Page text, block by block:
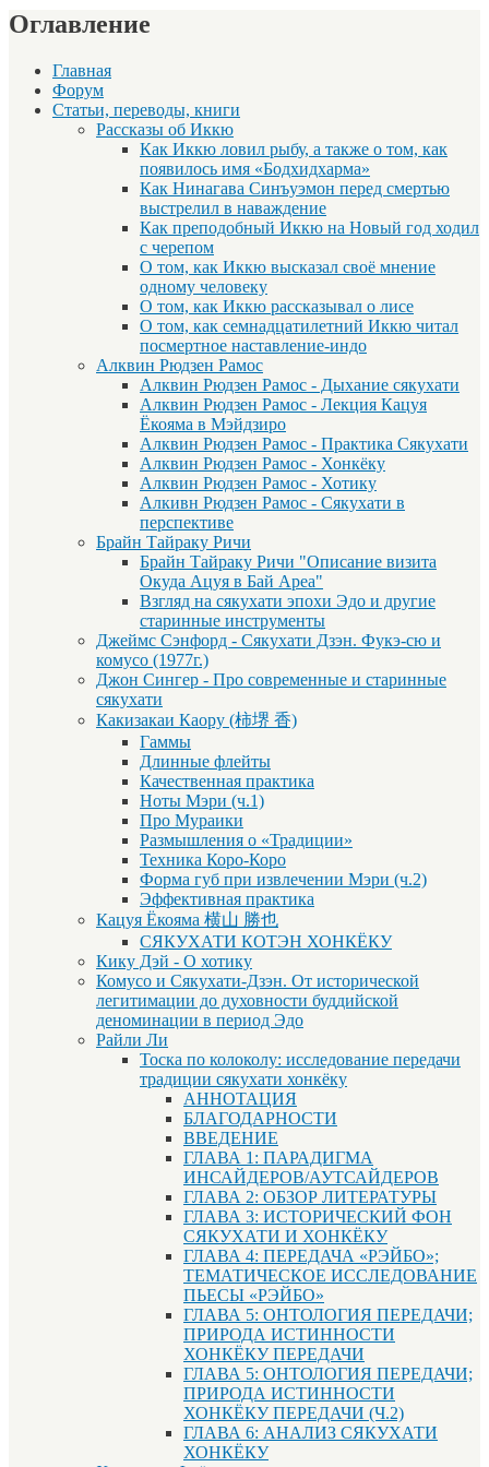
Оглавление
Главная
Форум
Статьи, переводы, книги
Рассказы об Иккю
Как Иккю ловил рыбу, а также о том, как
появилось имя «Бодхидхарма»
Как Нинагава Синъуэмон перед смертью
выстрелил в наваждение
Как преподобный Иккю на Новый год ходил
с черепом
О том, как Иккю высказал своё мнение
одному человеку
О том, как Иккю рассказывал о лисе
О том, как семнадцатилетний Иккю читал
посмертное наставление-индо
Алквин Рюдзен Рамос
Алквин Рюдзен Рамос - Дыхание сякухати
Алквин Рюдзен Рамос - Лекция Кацуя
Ёкояма в Мэйдзиро
Алквин Рюдзен Рамос - Практика Сякухати
Алквин Рюдзен Рамос - Хонкёку
Алквин Рюдзен Рамос - Хотику
Алкивн Рюдзен Рамос - Сякухати в
перспективе
Брайн Тайраку Ричи
Брайн Тайраку Ричи "Описание визита
Окуда Ацуя в Бай Ареа"
Взгляд на сякухати эпохи Эдо и другие
старинные инструменты
Джеймс Сэнфорд - Сякухати Дзэн. Фукэ-сю и
комусо (1977г.)
Джон Сингер - Про современные и старинные
сякухати
Какизакаи Каору (柿堺 香)
Гаммы
Длинные флейты
Качественная практика
Ноты Мэри (ч.1)
Про Мураики
Размышления о «Традиции»
Техника Коро-Коро
Форма губ при извлечении Мэри (ч.2)
Эффективная практика
Кацуя Ёкояма 横山 勝也
СЯКУХАТИ КОТЭН ХОНКЁКУ
Кику Дэй - О хотику
Комусо и Сякухати-Дзэн. От исторической
легитимации до духовности буддийской
деноминации в период Эдо
Райли Ли
Тоска по колоколу: исследование передачи
традиции сякухати хонкёку
АННОТАЦИЯ
БЛАГОДАРНОСТИ
ВВЕДЕНИЕ
ГЛАВА 1: ПАРАДИГМА
ИНСАЙДЕРОВ/АУТСАЙДЕРОВ
ГЛАВА 2: ОБЗОР ЛИТЕРАТУРЫ
ГЛАВА 3: ИСТОРИЧЕСКИЙ ФОН
СЯКУХАТИ И ХОНКЁКУ
ГЛАВА 4: ПЕРЕДАЧА «РЭЙБО»;
ТЕМАТИЧЕСКОЕ ИССЛЕДОВАНИЕ
ПЬЕСЫ «РЭЙБО»
ГЛАВА 5: ОНТОЛОГИЯ ПЕРЕДАЧИ;
ПРИРОДА ИСТИННОСТИ
ХОНКЁКУ ПЕРЕДАЧИ
ГЛАВА 5: ОНТОЛОГИЯ ПЕРЕДАЧИ;
ПРИРОДА ИСТИННОСТИ
ХОНКЁКУ ПЕРЕДАЧИ (Ч.2)
ГЛАВА 6: АНАЛИЗ СЯКУХАТИ
ХОНКЁКУ